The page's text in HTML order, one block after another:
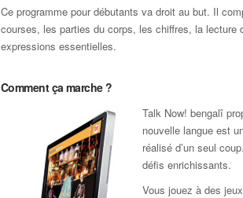
Ce programme pour débutants va droit au but. Il
courses, les parties du corps, les chiffres, la lecture
expressions essentielles.
Comment ça marche ?
Talk Now! bengalî
nouvelle langue est
réalisé d’un seul
défis enrichissants.
Vous jouez à des